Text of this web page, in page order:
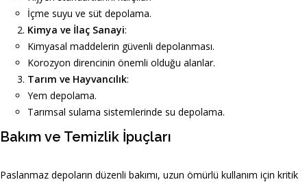
İçme suyu ve süt depolama.
Kimya ve İlaç Sanayi:
Kimyasal maddelerin güvenli depolanması.
Korozyon direncinin önemli olduğu alanlar.
Tarım ve Hayvancılık:
Yem depolama.
Tarımsal sulama sistemlerinde su depolama.
Bakım ve Temizlik İpuçları
Paslanmaz depoların düzenli bakımı, uzun ömürlü kullanım için kritik